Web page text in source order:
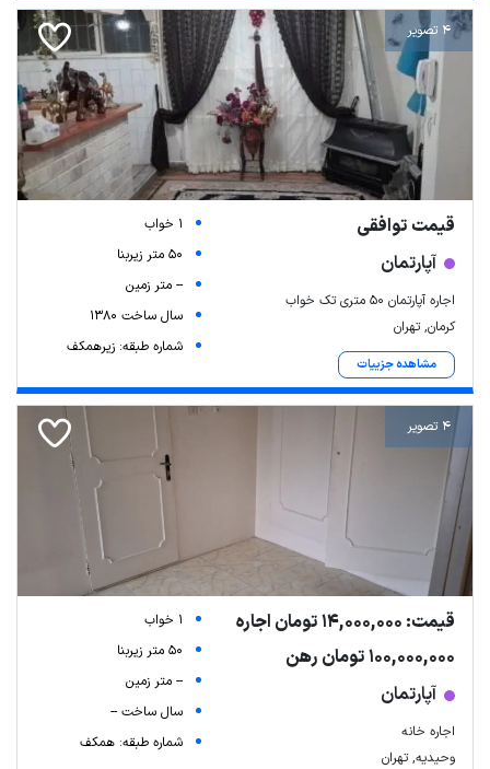
4 تصویر
قیمت توافقی
آپارتمان
اجاره آپارتمان ۵۰ متری تک خواب
کرمان, تهران
مشاهده جزییات
1 خواب
50 متر زیربنا
-- متر زمین
سال ساخت 1380
شماره طبقه: زیرهمکف
4 تصویر
قیمت: 14,000,000 تومان اجاره
100,000,000 تومان رهن
آپارتمان
اجاره خانه
وحیدیه, تهران
1 خواب
50 متر زیربنا
-- متر زمین
سال ساخت --
شماره طبقه: همکف